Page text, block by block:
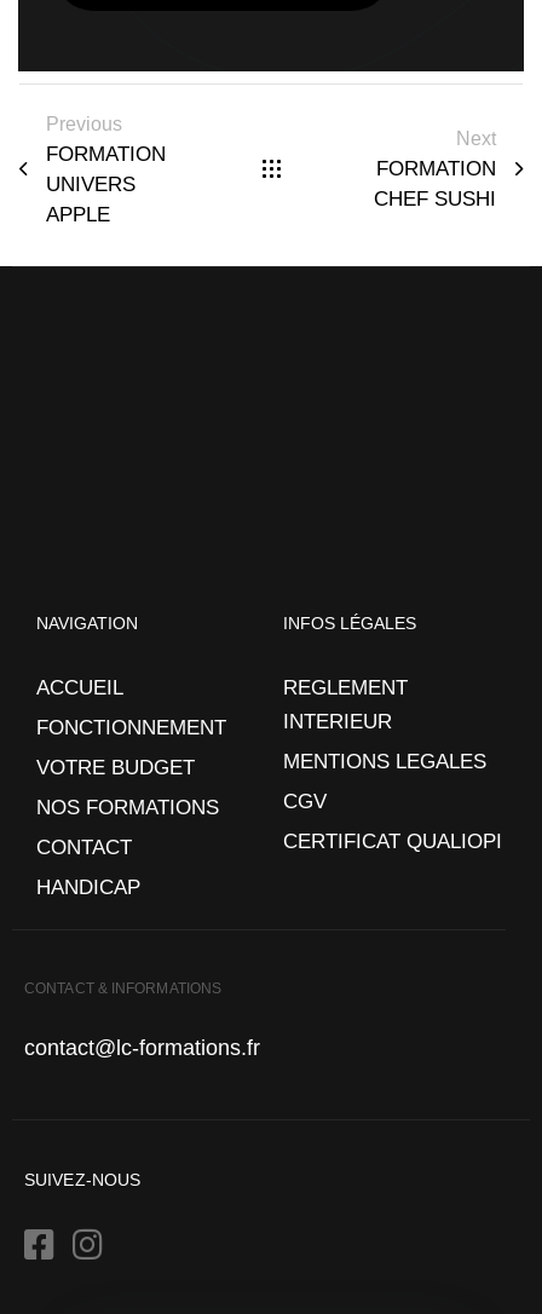
Previous
FORMATION
UNIVERS
APPLE
Next
FORMATION
CHEF SUSHI
NAVIGATION
ACCUEIL
FONCTIONNEMENT
VOTRE BUDGET
NOS FORMATIONS
CONTACT
HANDICAP
INFOS LÉGALES
REGLEMENT
INTERIEUR
MENTIONS LEGALES
CGV
CERTIFICAT QUALIOPI
CONTACT & INFORMATIONS
contact@lc-formations.fr
SUIVEZ-NOUS